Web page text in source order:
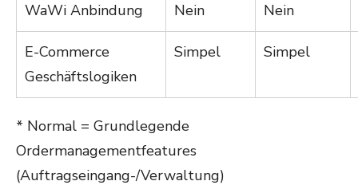
WaWi Anbindung Nein Nein
E-Commerce
Geschäftslogiken
Simpel Simpel
* Normal = Grundlegende
Ordermanagementfeatures
(Auftragseingang-/Verwaltung)